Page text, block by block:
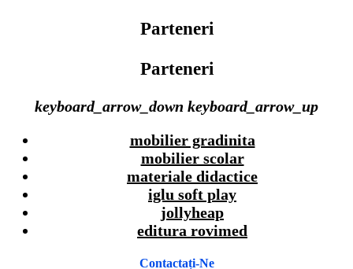
Parteneri
Parteneri
keyboard_arrow_down keyboard_arrow_up
mobilier gradinita
mobilier scolar
materiale didactice
iglu soft play
jollyheap
editura rovimed
Contactați-Ne